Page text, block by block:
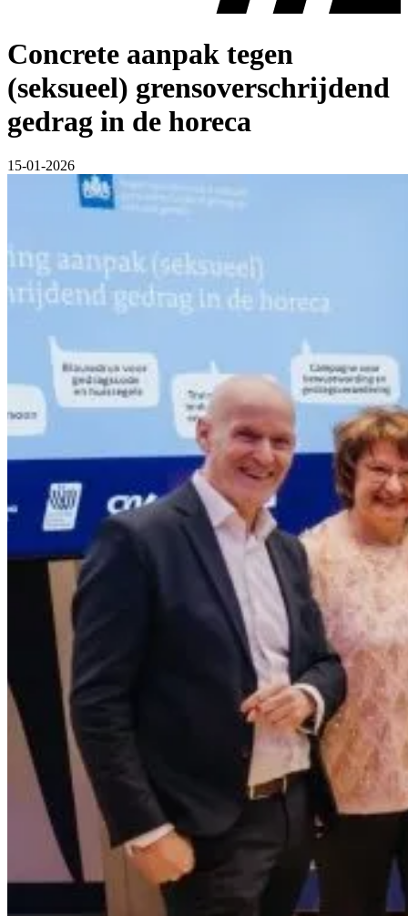
Concrete aanpak tegen
(seksueel) grensoverschrijdend
gedrag in de horeca
15-01-2026